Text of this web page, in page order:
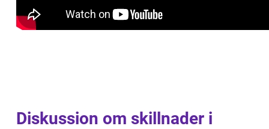
Diskussion om skillnader i